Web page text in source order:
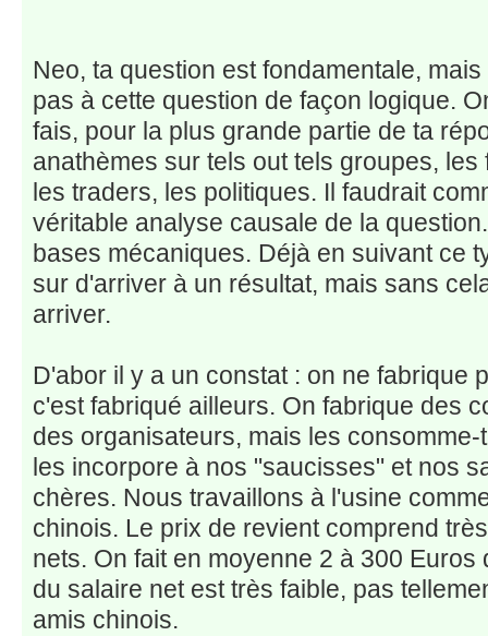
Neo, ta question est fondamentale,
pas à cette question de façon logique.
fais, pour la plus grande partie de ta
anathèmes sur tels out tels groupes,
les traders, les politiques. Il faudrait
véritable analyse causale de la
bases mécaniques. Déjà en suivant ce
sur d'arriver à un résultat, mais sans
arriver.
D'abor il y a un constat : on ne fabrique
c'est fabriqué ailleurs. On fabrique des
des organisateurs, mais les
les incorpore à nos "saucisses" et nos
chères. Nous travaillons à l'usine
chinois. Le prix de revient comprend
nets. On fait en moyenne 2 à 300
du salaire net est très faible, pas
amis chinois.